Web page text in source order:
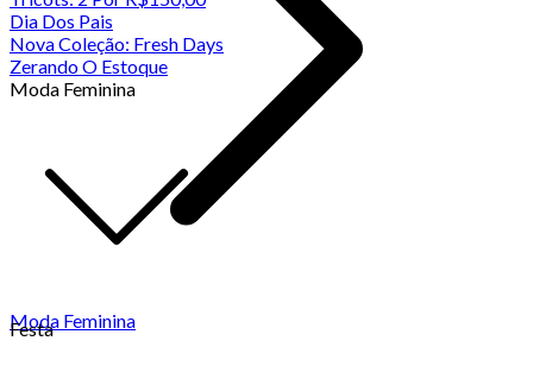
Dia Dos Pais
Nova Coleção: Fresh Days
Zerando O Estoque
Moda Feminina
Festa
Moda Feminina